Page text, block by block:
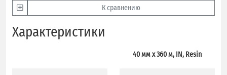
К сравнению
Характеристики
40 мм х 360 м, IN, Resin